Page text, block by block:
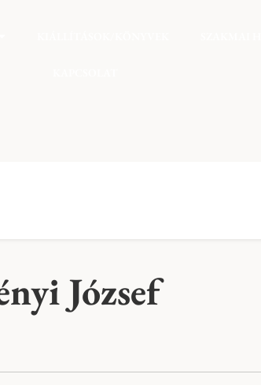
József